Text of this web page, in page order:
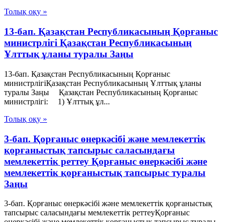
Толық оқу »
13-бап. Қазақстан Республикасының Қорғаныс
министрлігі Қазақстан Республикасының
Ұлттық ұланы туралы Заңы
13-бап. Қазақстан Республикасының Қорғаныс
министрлігіҚазақстан Республикасының Ұлттық ұланы
туралы Заңы Қазақстан Республикасының Қорғаныс
министрлігі: 1) Ұлттық ұл...
Толық оқу »
3-бап. Қорғаныс өнеркәсібі және мемлекеттік
қорғаныстық тапсырыс саласындағы
мемлекеттік реттеу Қорғаныс өнеркәсібі және
мемлекеттік қорғаныстық тапсырыс туралы
Заңы
3-бап. Қорғаныс өнеркәсібі және мемлекеттік қорғаныстық
тапсырыс саласындағы мемлекеттік реттеуҚорғаныс